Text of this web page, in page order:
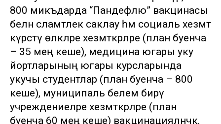
800 микъдарда “Пандефлю” вакцинасы
белән сәламәтлек саклау һәм социаль хезмәт
күрсәтү өлкәләре хезмәткәрләре (план буенча
– 35 мең кеше), медицина югары уку
йортларының югары курсларында
укучы студентлар (план буенча – 800
кеше), муниципаль белем бирү
учреждениеләре хезмәткәрләре (план
буенча 60 мең кеше) вакцинацияләнәчәк.